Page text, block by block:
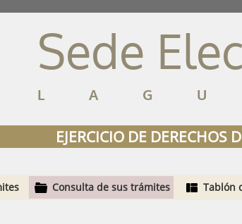
Sede
EJERCICIO DE DERECHOS
Consulta de sus trámites Tablón